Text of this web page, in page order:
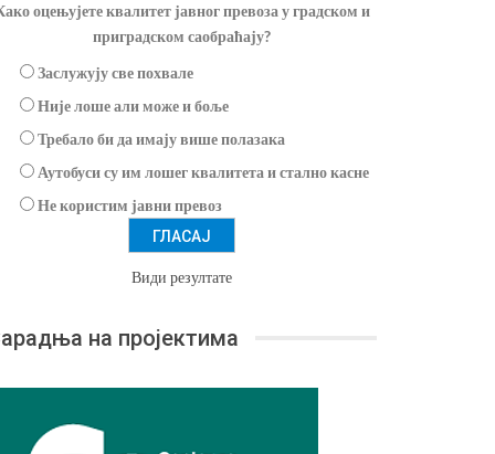
оцењујете квалитет јавног превоза у градском и
приградском саобраћају?
Заслужују све похвале
Није лоше али може и боље
Требало би да имају више полазака
Аутобуси су им лошег квалитета и стално касне
Не користим јавни превоз
Види резултате
на пројектима